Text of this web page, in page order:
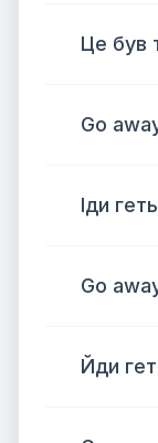
Це був
Go
Іди
Go
Йди